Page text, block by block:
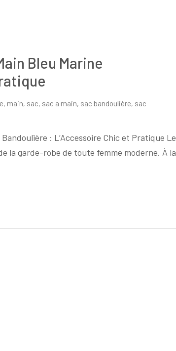
Bleu Marine
, main, sac, sac a main, sac bandoulière, sac
: L’Accessoire Chic et Pratique Le
la garde-robe de toute femme moderne. À la